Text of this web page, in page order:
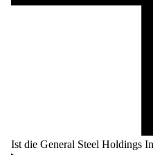
Ist die General Steel Holdings